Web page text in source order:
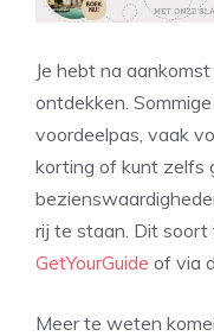
Je hebt na
ontdekken.
voordeelpas, vaak
korting of kunt zelfs
rij te staan. Dit
GetYourGuide of via
Meer te weten